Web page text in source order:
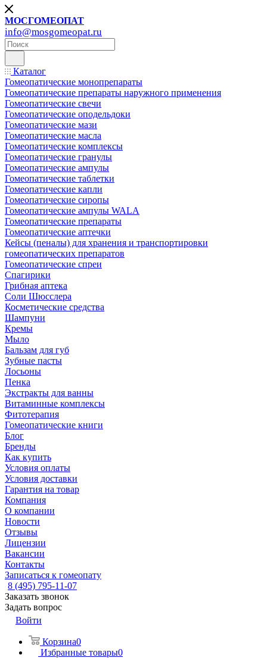
МОСГОМЕОПАТ
info@mosgomeopat.ru
Каталог
Гомеопатические монопрепараты
Гомеопатические препараты наружного применения
Гомеопатические свечи
Гомеопатические оподельдоки
Гомеопатические мази
Гомеопатические масла
Гомеопатические комплексы
Гомеопатические гранулы
Гомеопатические ампулы
Гомеопатические таблетки
Гомеопатические капли
Гомеопатические сиропы
Гомеопатические ампулы WALA
Гомеопатические препараты
Гомеопатические аптечки
Кейсы (пеналы) для хранения и транспортировки
гомеопатических препаратов
Гомеопатические спреи
Спагирики
Грибная аптека
Соли Шюсслера
Косметические средства
Шампуни
Кремы
Мыло
Бальзам для губ
Зубные пасты
Лосьоны
Пенка
Экстракты для ванны
Витаминные комплексы
Фитотерапия
Гомеопатические книги
Блог
Бренды
Как купить
Условия оплаты
Условия доставки
Гарантия на товар
Компания
О компании
Новости
Отзывы
Лицензии
Вакансии
Контакты
Записаться к гомеопату
8 (495) 795-11-07
Заказать звонок
Задать вопрос
Войти
Корзина0
Избранные товары0